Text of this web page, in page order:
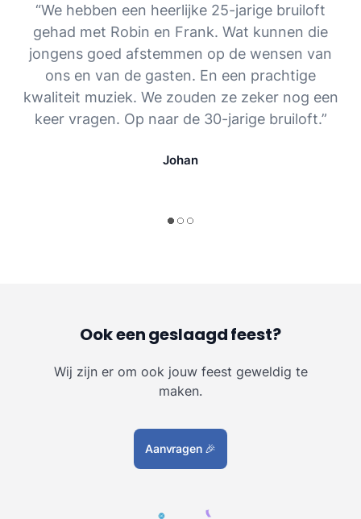
“We hebben een heerlijke 25-jarige bruiloft
gehad met Robin en Frank. Wat kunnen die
jongens goed afstemmen op de wensen van
ons en van de gasten. En een prachtige
kwaliteit muziek. We zouden ze zeker nog een
keer vragen. Op naar de 30-jarige bruiloft.”
Johan
Ook een geslaagd feest?
Wij zijn er om ook jouw feest geweldig te
maken.
Aanvragen 🎉